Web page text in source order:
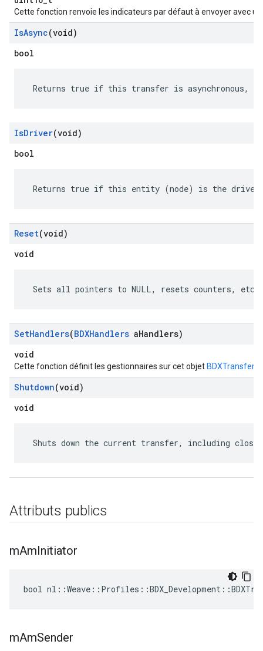
Cette fonction renvoie les indicateurs par défaut à envoyer avec
IsAsync(void)
bool
Returns true if this transfer is asynchronous,
IsDriver(void)
bool
Returns true if this entity (node) is the
Reset(void)
void
Sets all pointers to NULL, resets counters, etc.
SetHandlers(BDXHandlers aHandlers)
void
Cette fonction définit les gestionnaires sur cet objet BDXTransfer
Shutdown(void)
void
Shuts down the current transfer, including closing
Attributs publics
mAmInitiator
bool
mAmSender